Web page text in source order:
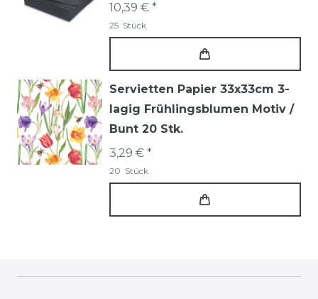
10,39 € *
25 Stück
Servietten Papier 33x33cm 3-
lagig Frühlingsblumen Motiv /
Bunt 20 Stk.
3,29 € *
20 Stück